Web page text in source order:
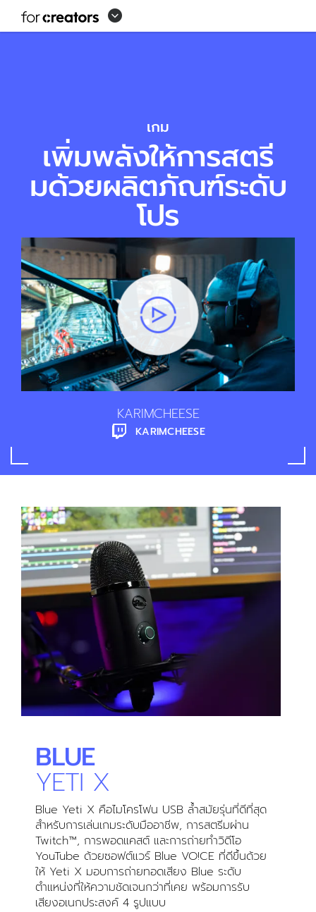
อุปกรณ์
เกม
เพิ่มพลังให้การสตรี
มด้วยผลิตภัณฑ์ระดับ
โปร
KARIMCHEESE
KARIMCHEESE
BLUE
YETI X
Blue Yeti X คือไมโครโฟน USB ล้ำสมัยรุ่นที่ดีที่สุด
สำหรับการเล่นเกมระดับมืออาชีพ, การสตรีมผ่าน
Twitch™, การพอดแคสต์ และการถ่ายทำวิดีโอ
YouTube ด้วยซอฟต์แวร์ Blue VO!CE ที่ดีขึ้นด้วย
ให้ Yeti X มอบการถ่ายทอดเสียง Blue ระดับ
ตำแหน่งที่ให้ความชัดเจนกว่าที่เคย พร้อมการรับ
เสียงอเนกประสงค์ 4 รูปแบบ